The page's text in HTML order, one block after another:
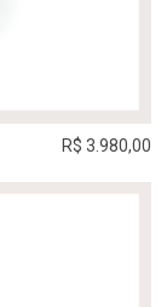
R$ 3.980,00